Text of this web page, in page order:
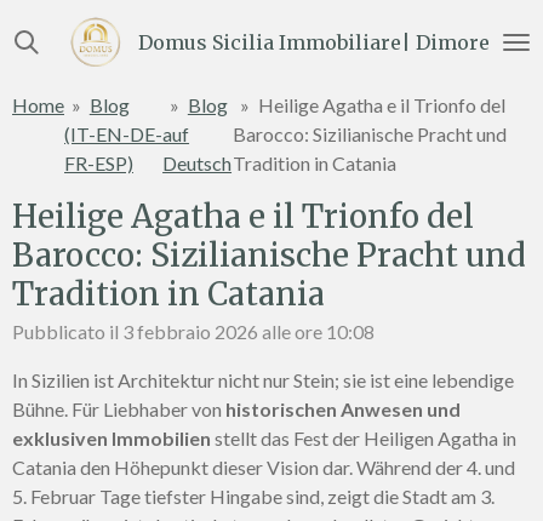
al
principale
Domus Sicilia Immobiliare| Dimore e
Home » Blog
(IT-EN-DE-
FR-ESP)
» Blog
auf
Deutsch
» Heilige Agatha e il Trionfo del
Barocco: Sizilianische Pracht und
Tradition in Catania
Heilige Agatha e il Trionfo del
Barocco: Sizilianische Pracht und
Tradition in Catania
Pubblicato il 3 febbraio 2026 alle ore 10:08
In Sizilien ist Architektur nicht nur Stein; sie ist eine lebendige
Bühne. Für Liebhaber von historischen Anwesen und
exklusiven Immobilien stellt das Fest der Heiligen Agatha in
Catania den Höhepunkt dieser Vision dar. Während der 4. und
5. Februar Tage tiefster Hingabe sind, zeigt die Stadt am 3.